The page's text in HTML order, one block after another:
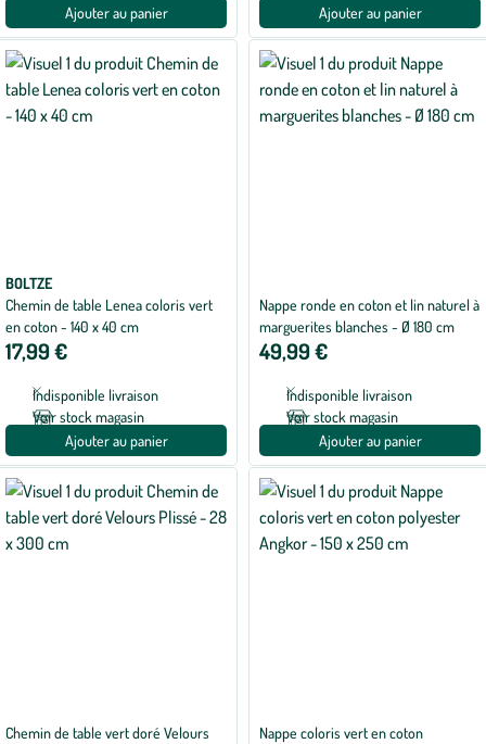
Ajouter au panier
Ajouter au panier
BOLTZE
Chemin de table Lenea coloris vert
en coton - 140 x 40 cm
17,99 €
Indisponible livraison
Voir stock magasin
Ajouter au panier
Nappe ronde en coton et lin naturel à
marguerites blanches - Ø 180 cm
49,99 €
Indisponible livraison
Voir stock magasin
Ajouter au panier
Chemin de table vert doré Velours
Nappe coloris vert en coton